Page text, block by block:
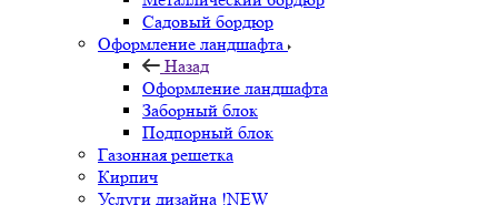
Садовый бордюр
Оформление ландшафта
Назад
Оформление ландшафта
Заборный блок
Подпорный блок
Газонная решетка
Кирпич
Услуги дизайна !NEW